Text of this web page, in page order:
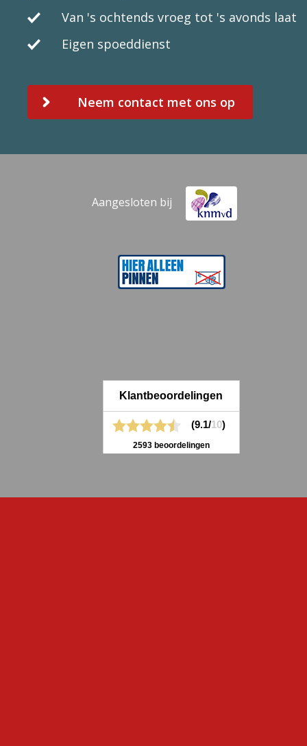
Van 's ochtends vroeg tot 's avonds laat
Eigen spoeddienst
Neem contact met ons op
Aangesloten bij